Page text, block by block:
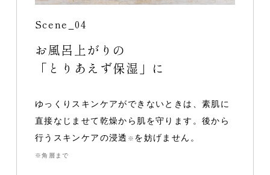
Scene_04
お風呂上がりの
「とりあえず保湿」に
ゆっくりスキンケアができないときは、素肌に
直接なじませて乾燥から肌を守ります。後から
行うスキンケアの浸透 ※ を妨げません。
※角層まで